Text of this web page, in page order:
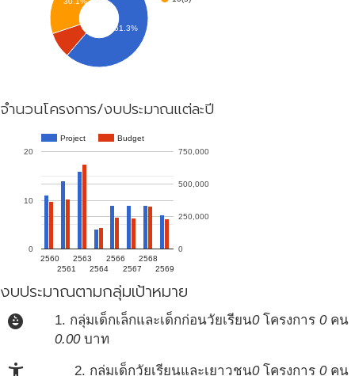
61.3%
จำนวนโครงการ/งบประมาณแต่ละปี
Project Budget
2560
2561
2563
2564
2566
2567
2568
2569
0
10
20
0
250,000
500,000
750,000
งบประมาณตามกลุ่มเป้าหมาย
child_care 1. กลุ่มเด็กเล็กและเด็กก่อนวัยเรียน0โครงการ 0คน
0.00บาท
2. กลุ่มเด็กวัยเรียนและเยาวชน0โครงการ 0คน